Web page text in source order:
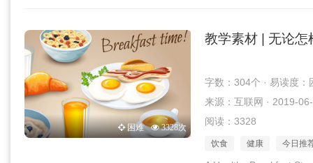
困难 3328次
教学素材 | 无论
字数：304个 · 易读度：
来源：互联网 · 2019-
阅读：3328
饮食 健康 今日推